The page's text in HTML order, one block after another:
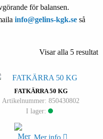
för balansen.
info@gelins-kgk.se så
Visar alla 5 resultat
FATKÄRRA 50 KG
Artikelnummer: 850430802
I lager: